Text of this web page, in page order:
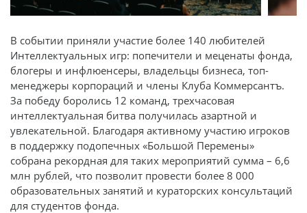
В событии приняли участие более 140 любителей
Интеллектуальных игр: попечители и меценаты фонда,
блогеры и инфлюенсеры, владельцы бизнеса, топ-
менеджеры корпораций и члены Клуба Коммерсантъ.
За победу боролись 12 команд, трехчасовая
интеллектуальная битва получилась азартной и
увлекательной. Благодаря активному участию игроков
в поддержку подопечных «Большой Перемены»
собрана рекордная для таких мероприятий сумма – 6,6
млн рублей, что позволит провести более 8 000
образовательных занятий и кураторских консультаций
для студентов фонда.